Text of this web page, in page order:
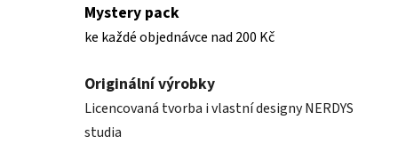
Mystery pack
ke každé objednávce nad 200 Kč
Originální výrobky
Licencovaná tvorba i vlastní designy NERDYS
studia